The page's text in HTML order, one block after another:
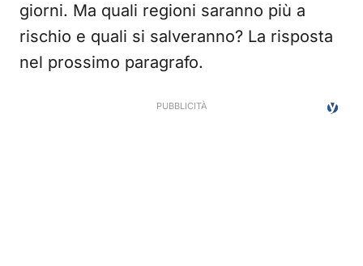
giorni. Ma quali regioni saranno più a
rischio e quali si salveranno? La risposta
nel prossimo paragrafo.